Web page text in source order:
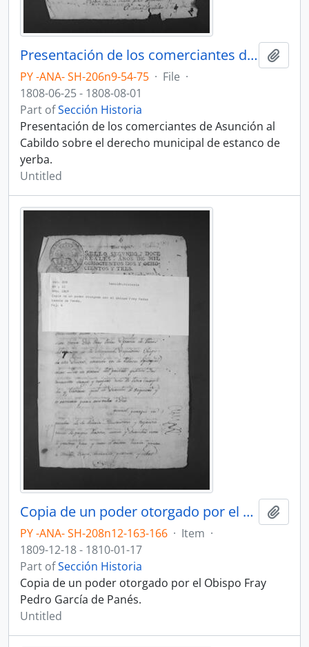
Presentación de los comerciantes de Asunción al Cabildo sobre el derecho municipal de estanco de yerba.
PY -ANA- SH-206n9-54-75 · File ·
1808-06-25 - 1808-08-01
Part ofSección Historia
Presentación de los comerciantes de Asunción al
Cabildo sobre el derecho municipal de estanco de
yerba.
Untitled
Copia de un poder otorgado por el Obispo Fray Pedro García de Panés.
PY -ANA- SH-208n12-163-166 · Item ·
1809-12-18 - 1810-01-17
Part ofSección Historia
Copia de un poder otorgado por el Obispo Fray
Pedro García de Panés.
Untitled